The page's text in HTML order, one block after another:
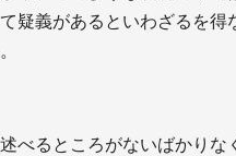
疑義があるといわざるを得
べるところがないばかりな